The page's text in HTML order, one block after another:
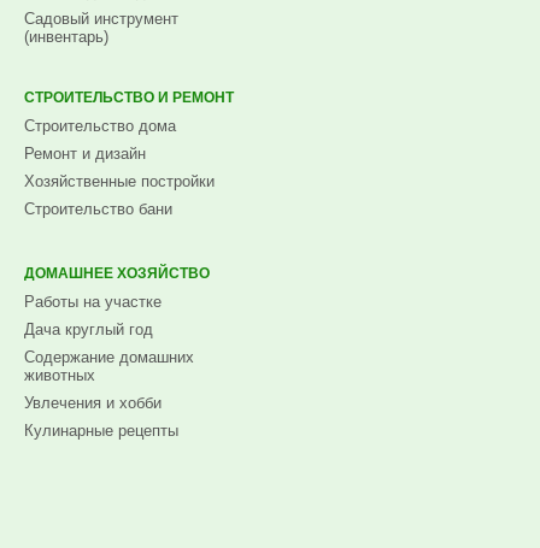
Садовый инструмент
(инвентарь)
СТРОИТЕЛЬСТВО И РЕМОНТ
Строительство дома
Ремонт и дизайн
Хозяйственные постройки
Строительство бани
ДОМАШНЕЕ ХОЗЯЙСТВО
Работы на участке
Дача круглый год
Содержание домашних
животных
Увлечения и хобби
Кулинарные рецепты